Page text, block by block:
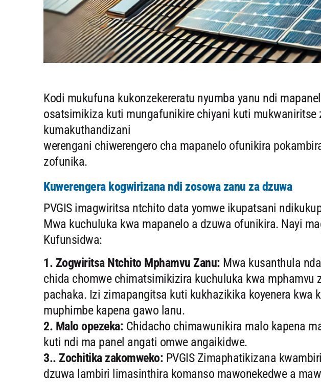
Kodi mukufuna kukonzekereratu nyumba yanu ndi
osatsimikiza kuti mungafunikire chiyani kuti mukwaniritse
kumakuthandizani
werengani chiwerengero cha mapanelo ofunikira
zofunika.
Kuwerengera kogwirizana ndi zosowa zanu za dzuwa
PVGIS imagwiritsa ntchito data yomwe ikupatsani
Mwa kuchuluka kwa mapanelo a dzuwa ofunikira. Nayi
Kufunsidwa:
1. Zogwiritsa Ntchito Mphamvu Zanu: Mwa kusanthula
chida chomwe chimatsimikizira kuchuluka kwa mphamvu
pachaka. Izi zimapangitsa kuti kukhazikika koyenera kwa
muphimbe kapena gawo lanu.
2. Malo opezeka: Chidacho chimawunikira malo kapena
kuti ndi ma panel angati omwe angaikidwe.
3.. Zochitika zakomweko: PVGIS Zimaphatikizana
dzuwa lambiri limasinthira komanso mawonekedwe a